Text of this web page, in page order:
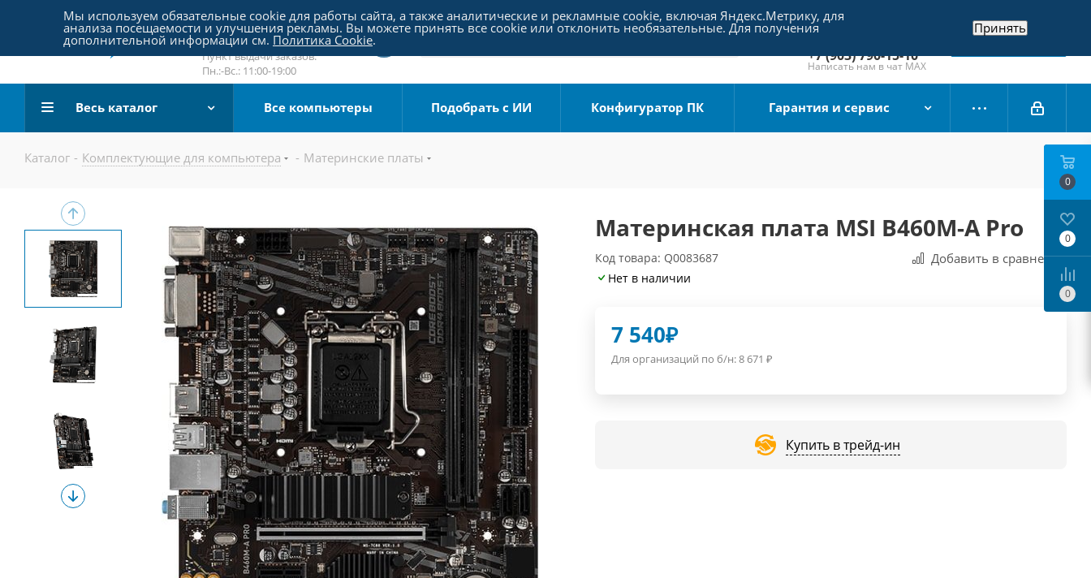
Пятницкое шоссе 18, пав. 267
email:sale@pc-arena.ru
Пн.:-Вс.: 10:00-20:00
Пункт выдачи заказов:
Пн.:-Вс.: 11:00-19:00
+7 (495) 790-15-10
Отдел продаж
+7 (903) 790-15-10
Написать нам в чат MAX
Заказать звонок
Весь каталог Все компьютеры Подобрать с ИИ Конфигуратор ПК Гарантия и сервис
Каталог - Комплектующие для компьютера - Материнские платы
Материнская плата MSI B460M-A Pro
Код товара: Q0083687 Добавить в сравнения
Нет в наличии
7 540₽
Для организаций по б/н:8 671 ₽
Купить в трейд-ин
0
0
0
Мы используем обязательные cookie для работы сайта, а также аналитические и рекламные cookie, включая Яндекс.Метрику, для
анализа посещаемости и улучшения рекламы. Вы можете принять все cookie или отклонить необязательные. Для получения
дополнительной информации см. Политика Cookie.
Принять